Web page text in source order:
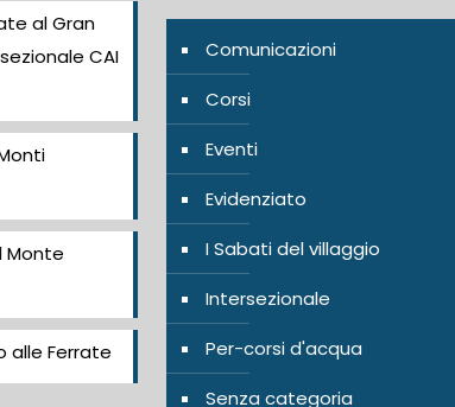
al Gran
CAI
Monte
alle Ferrate
Comunicazioni
Corsi
Eventi
Evidenziato
I Sabati del villaggio
Intersezionale
Per-corsi d'acqua
Senza categoria